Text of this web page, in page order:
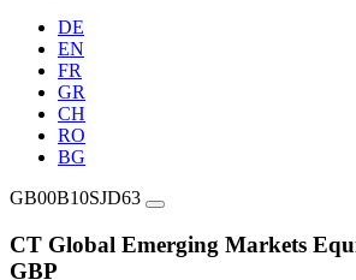
DE
EN
FR
GR
CH
RO
BG
GB00B10SJD63
CT Global Emerging Markets
GBP